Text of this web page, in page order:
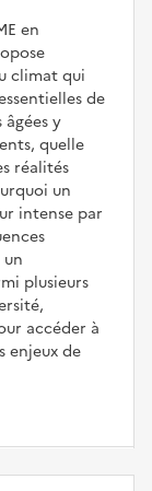
en
climat qui
de
y
quelle
réalités
un
intense par
plusieurs
accéder à
enjeux de